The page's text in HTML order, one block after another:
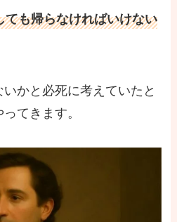
ても帰らなければいけない
かと必死に考えていたと
てきます。